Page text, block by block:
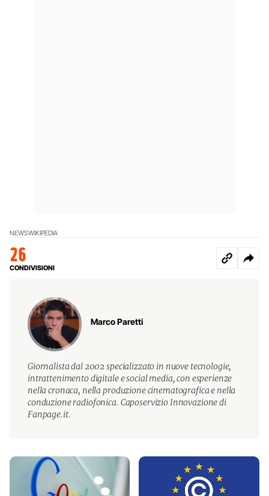
NEWSWIKIPEDIA
26
CONDIVISIONI
Marco Paretti
Giornalista dal 2002 specializzato in nuove tecnologie,
intrattenimento digitale e social media, con esperienze
nella cronaca, nella produzione cinematografica e nella
conduzione radiofonica. Caposervizio Innovazione di
Fanpage.it.